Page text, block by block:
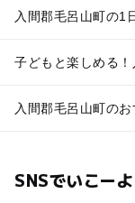
入間郡毛呂山町の1
子どもと楽しめる
入間郡毛呂山町の
SNSでいこー